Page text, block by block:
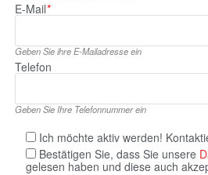
E‑Mail*
Geben Sie ihre E‑Mailadresse ein
Telefon
Geben Sie Ihre Telefonnummer ein
Ich möchte aktiv werden!
Bestätigen Sie, dass Sie unsere
gelesen haben und diese auch